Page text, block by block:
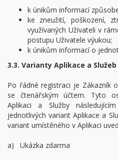
k únikům informací
ke zneužití, poškození,
využívaných Uživateli v
postupu Uživatele výukou;
k únikům informací o
3.3. Varianty Aplikace a Služeb
Po řádné registraci je Zákazník
se čtenářským účtem. Tyto
Aplikaci a Služby
jednotlivých variant Aplikace a
variant umístěného v Aplikaci
a) Ukázka zdarma